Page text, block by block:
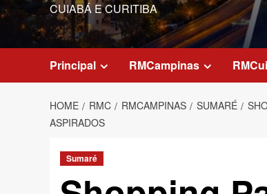
CUIABÁ E CURITIBA
Principal RMCampinas
HOME RMC RMCAMPINAS SUMARÉ
ASPIRADOS
Sumaré